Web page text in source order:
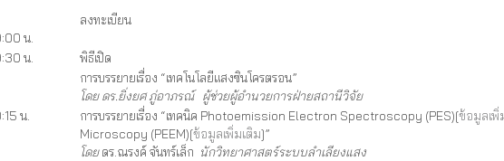
น.
ลงทะเบียน
น.
พิธีเปิด
การบรรยายเรื่อง “เทคโนโลยีแสงซินโครตรอน”
โดย ดร.ยิ่งยศ ภู่อาภรณ์ ผู้ช่วยผู้อำนวยการฝ่ายสถานีวิจัย
น.
การบรรยายเรื่อง “เทคนิค Photoemission Electron Spectroscopy (PES)[ข้อมูลเพิ่
Microscopy (PEEM)[ข้อมูลเพิ่มเติม]”
โดยดร.ณรงค์ จันทร์เล็ก นักวิทยาศาสตร์ระบบลำเลียงแสง